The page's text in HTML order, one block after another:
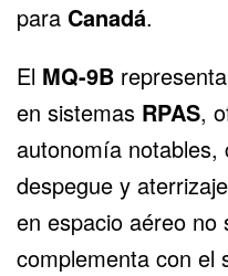
para Canadá.
El MQ-9B
en sistemas RPAS,
autonomía notables,
despegue y
en espacio aéreo no
complementa con el